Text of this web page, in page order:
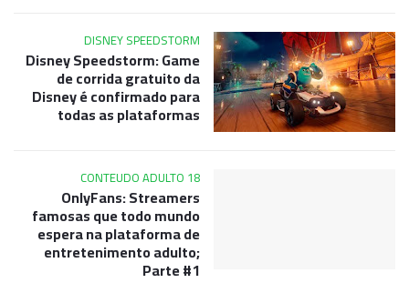
DISNEY SPEEDSTORM
Disney Speedstorm: Game
de corrida gratuito da
Disney é confirmado para
todas as plataformas
CONTEUDO ADULTO 18
OnlyFans: Streamers
famosas que todo mundo
espera na plataforma de
entretenimento adulto;
Parte #1